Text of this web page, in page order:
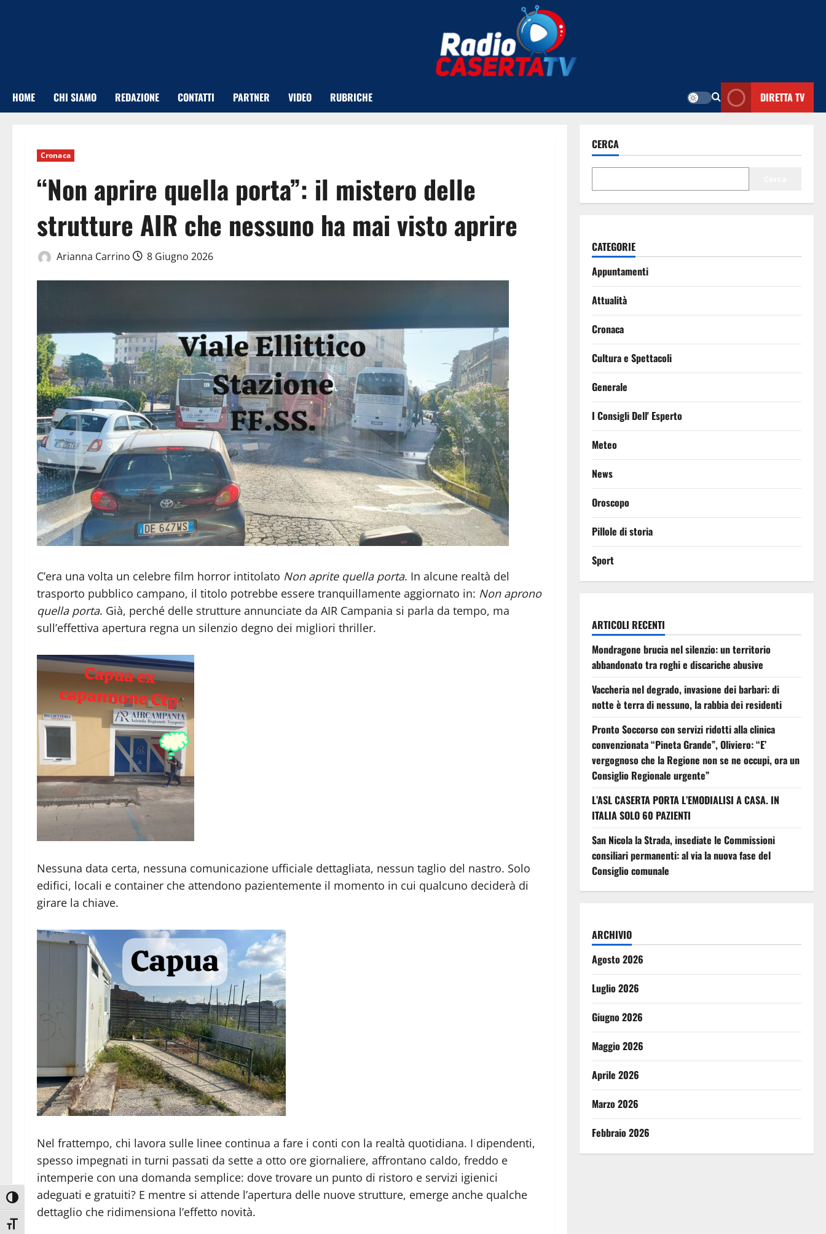
Attiva/disattiva alto contrasto
Attiva/disattiva dimensione testo
HOME CHI SIAMO REDAZIONE CONTATTI PARTNER VIDEO RUBRICHE DIRETTA TV
Cronaca
“Non aprire quella porta”: il mistero delle
strutture AIR che nessuno ha mai visto aprire
Arianna Carrino 8 Giugno 2026
C’era una volta un celebre film horror intitolato Non aprite quella porta. In alcune realtà del
trasporto pubblico campano, il titolo potrebbe essere tranquillamente aggiornato in: Non aprono
quella porta. Già, perché delle strutture annunciate da AIR Campania si parla da tempo, ma
sull’effettiva apertura regna un silenzio degno dei migliori thriller.
Nessuna data certa, nessuna comunicazione ufficiale dettagliata, nessun taglio del nastro. Solo
edifici, locali e container che attendono pazientemente il momento in cui qualcuno deciderà di
girare la chiave.
Nel frattempo, chi lavora sulle linee continua a fare i conti con la realtà quotidiana. I dipendenti,
spesso impegnati in turni passati da sette a otto ore giornaliere, affrontano caldo, freddo e
intemperie con una domanda semplice: dove trovare un punto di ristoro e servizi igienici
adeguati e gratuiti? E mentre si attende l’apertura delle nuove strutture, emerge anche qualche
dettaglio che ridimensiona l’effetto novità.
CERCA
CATEGORIE
Appuntamenti
Attualità
Cronaca
Cultura e Spettacoli
Generale
I Consigli Dell' Esperto
Meteo
News
Oroscopo
Pillole di storia
Sport
ARTICOLI RECENTI
Mondragone brucia nel silenzio: un territorio
abbandonato tra roghi e discariche abusive
Vaccheria nel degrado, invasione dei barbari: di
notte è terra di nessuno, la rabbia dei residenti
Pronto Soccorso con servizi ridotti alla clinica
convenzionata “Pineta Grande”, Oliviero: “E’
vergognoso che la Regione non se ne occupi, ora un
Consiglio Regionale urgente”
L’ASL CASERTA PORTA L’EMODIALISI A CASA. IN
ITALIA SOLO 60 PAZIENTI
San Nicola la Strada, insediate le Commissioni
consiliari permanenti: al via la nuova fase del
Consiglio comunale
ARCHIVIO
Agosto 2026
Luglio 2026
Giugno 2026
Maggio 2026
Aprile 2026
Marzo 2026
Febbraio 2026